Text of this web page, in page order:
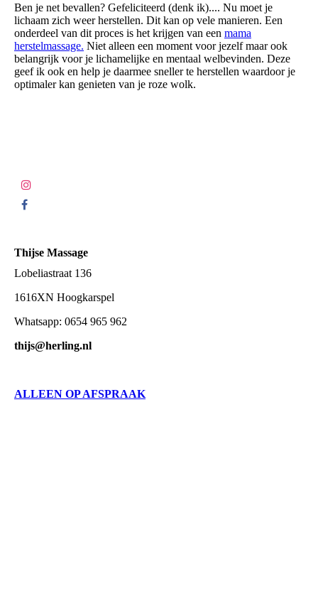
Ben je net bevallen? Gefeliciteerd (denk ik).... Nu moet je
lichaam zich weer herstellen. Dit kan op vele manieren. Een
onderdeel van dit proces is het krijgen van een mama
herstelmassage. Niet alleen een moment voor jezelf maar ook
belangrijk voor je lichamelijke en mentaal welbevinden. Deze
geef ik ook en help je daarmee sneller te herstellen waardoor je
optimaler kan genieten van je roze wolk.
Thijse Massage
Lobeliastraat 136
1616XN Hoogkarspel
Whatsapp: 0654 965 962
thijs@herling.nl
ALLEEN OP AFSPRAAK